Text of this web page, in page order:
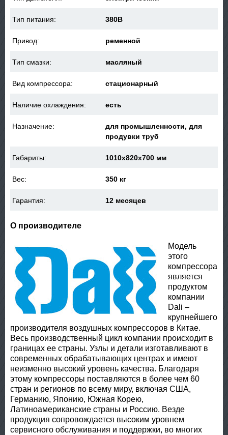
Тип питания: 380В
Привод: ременной
Тип смазки: масляный
Вид компрессора: стационарный
Наличие охлаждения: есть
Назначение:
для промышленности, для
продувки труб
Габариты: 1010x820x700 мм
Вес: 350 кг
Гарантия: 12 месяцев
О производителе
Модель
этого
компрессора
является
продуктом
компании
Dali –
крупнейшего
производителя воздушных компрессоров в Китае.
Весь производственный цикл компании происходит в
границах ее страны. Узлы и детали изготавливают в
современных обрабатывающих центрах и имеют
неизменно высокий уровень качества. Благодаря
этому компрессоры поставляются в более чем 60
стран и регионов по всему миру, включая США,
Германию, Японию, Южная Корею,
Латиноамериканские страны и Россию. Везде
продукция сопровождается высоким уровнем
сервисного обслуживания и поддержки, во многих